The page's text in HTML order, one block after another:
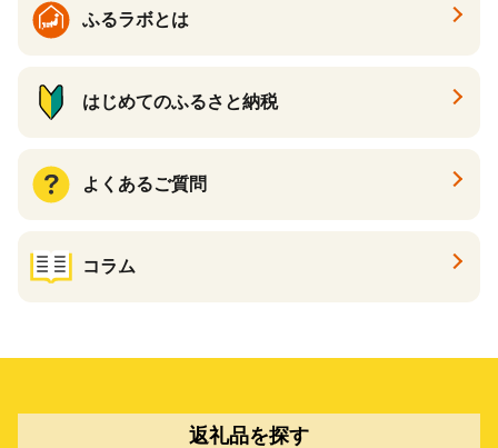
ふるラボとは
はじめてのふるさと納税
よくあるご質問
コラム
返礼品を探す